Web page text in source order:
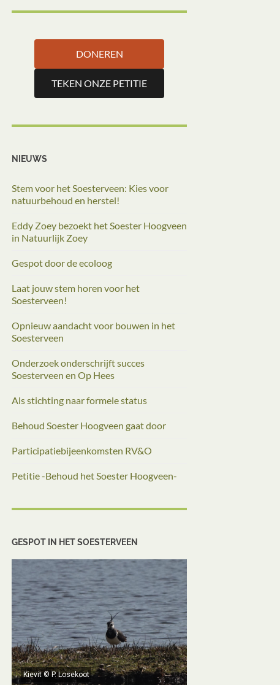
DONEREN
TEKEN ONZE PETITIE
NIEUWS
Stem voor het Soesterveen: Kies voor
natuurbehoud en herstel!
Eddy Zoey bezoekt het Soester Hoogveen
in Natuurlijk Zoey
Gespot door de ecoloog
Laat jouw stem horen voor het
Soesterveen!
Opnieuw aandacht voor bouwen in het
Soesterveen
Onderzoek onderschrijft succes
Soesterveen en Op Hees
Als stichting naar formele status
Behoud Soester Hoogveen gaat door
Participatiebijeenkomsten RV&O
Petitie -Behoud het Soester Hoogveen-
GESPOT IN HET SOESTERVEEN
Roze grondschijfje